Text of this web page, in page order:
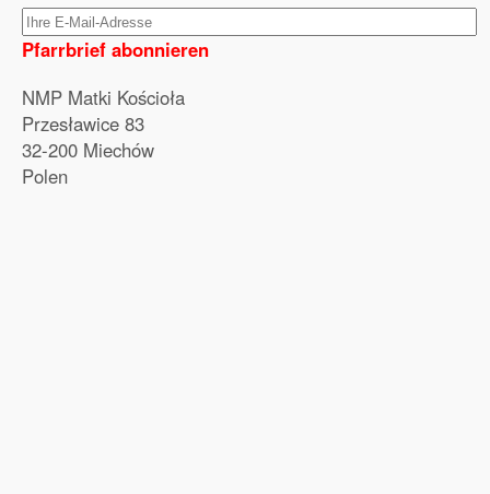
Pfarrbrief abonnieren
NMP Matki Kościoła
Przesławice 83
32-200 Miechów
Polen